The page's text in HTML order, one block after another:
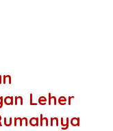
Leher